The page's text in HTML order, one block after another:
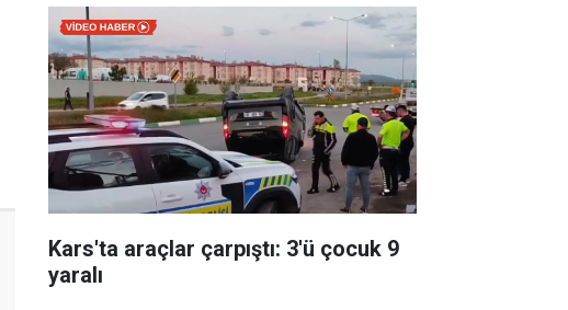
Kars'ta araçlar çarpıştı: 3'ü çocuk 9
yaralı